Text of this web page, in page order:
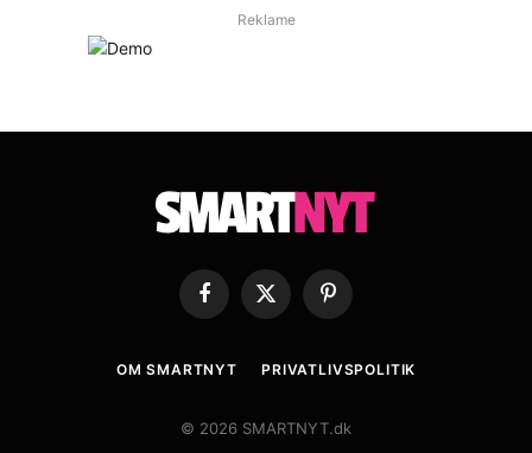
Reklame
Facebook
X
(Twitter)
Pinterest
OM SMARTNYT PRIVATLIVSPOLITIK
© 2026 SMARTNYT.dk